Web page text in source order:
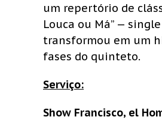
um repertório de
Louca ou Má” —
transformou em um
fases do quinteto.
Serviço:
Show Francisco, el